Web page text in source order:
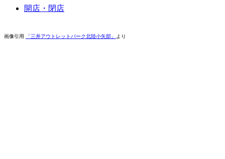
開店・閉店
画像引用 「三井アウトレットパーク北陸小矢部」 より